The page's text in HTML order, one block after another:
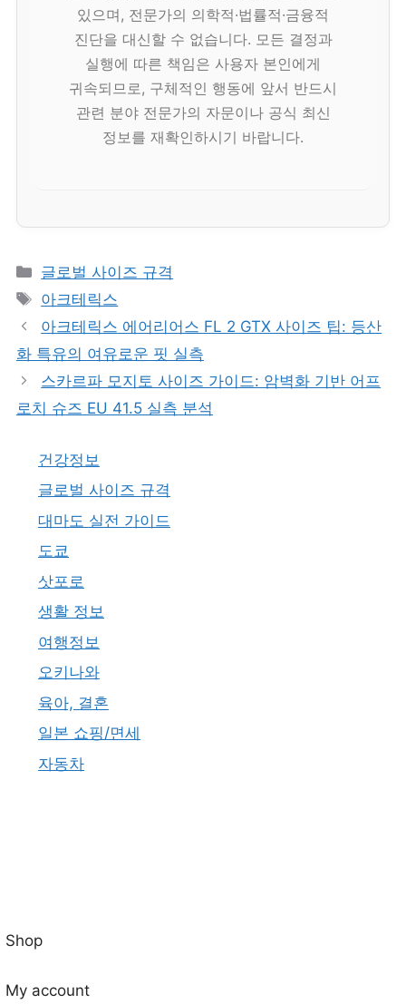
있으며, 전문가의 의학적·법률적·금융적
진단을 대신할 수 없습니다. 모든 결정과
실행에 따른 책임은 사용자 본인에게
귀속되므로, 구체적인 행동에 앞서 반드시
관련 분야 전문가의 자문이나 공식 최신
정보를 재확인하시기 바랍니다.
카
테
고
리
글로벌 사이즈 규격
태
그
아크테릭스
아크테릭스 에어리어스 FL 2 GTX 사이즈 팁: 등산
화 특유의 여유로운 핏 실측
스카르파 모지토 사이즈 가이드: 암벽화 기반 어프
로치 슈즈 EU 41.5 실측 분석
건강정보
글로벌 사이즈 규격
대마도 실전 가이드
도쿄
삿포로
생활 정보
여행정보
오키나와
육아, 결혼
일본 쇼핑/면세
자동차
Shop
My account